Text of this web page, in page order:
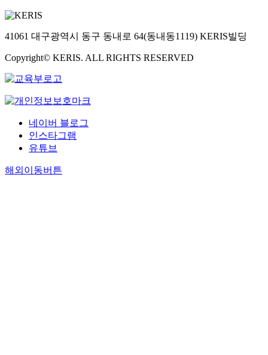
41061 대구광역시 동구 동내로 64(동내동1119) KERIS빌딩
Copyright© KERIS. ALL RIGHTS RESERVED
네이버 블로그
인스타그램
유튜브
해외이동버튼